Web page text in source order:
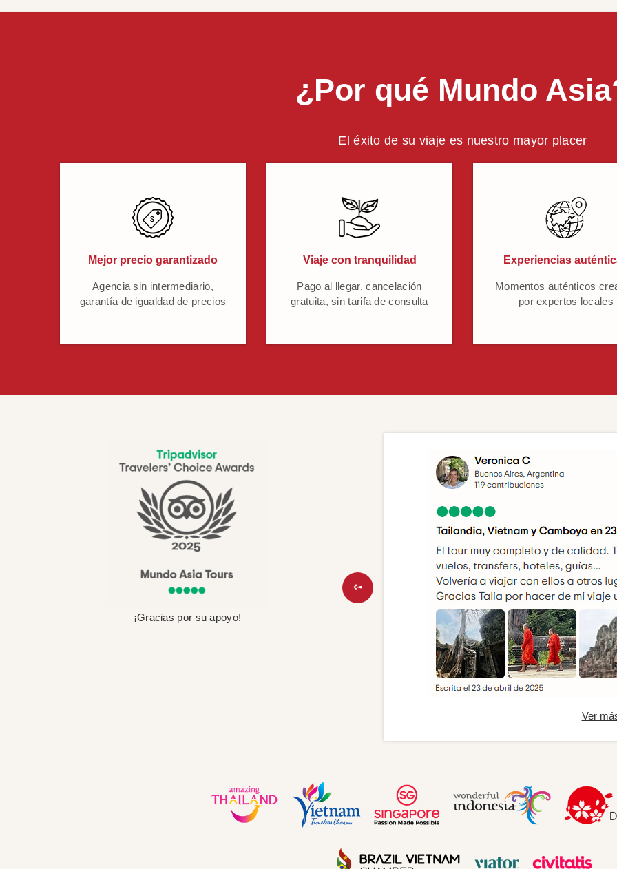
¿Por qué Mundo
El éxito de su viaje es nuestro mayor placer
Mejor precio garantizado
Agencia sin intermediario,
garantía de igualdad de precios
Viaje con tranquilidad
Pago al llegar, cancelación
gratuita, sin tarifa de consulta
Experiencias
Momentos auténticos
por expertos locales
¡Gracias por su apoyo!
Ver